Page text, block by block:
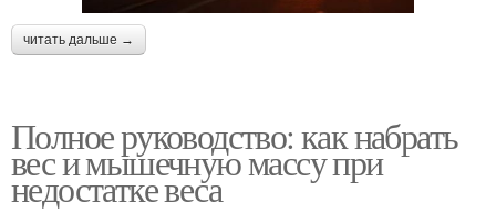
читать дальше →
Полное руководство: как набрать
вес и мышечную массу при
недостатке веса